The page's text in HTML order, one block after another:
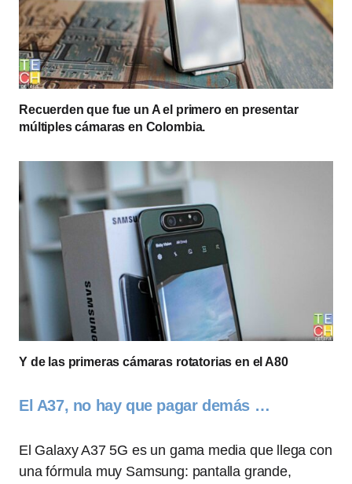
Recuerden que fue un A el primero en presentar
múltiples cámaras en Colombia.
Y de las primeras cámaras rotatorias en el A80
El A37, no hay que pagar demás …
El Galaxy A37 5G es un gama media que llega con
una fórmula muy Samsung: pantalla grande,